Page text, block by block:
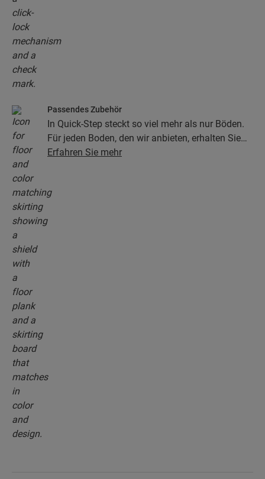
Passendes Zubehör
In Quick-Step steckt so viel mehr als nur Böden.
Für jeden Boden, den wir anbieten, erhalten Sie
eine ganze Kollektion aus Zubehör, einschließlich
Erfahren Sie mehr